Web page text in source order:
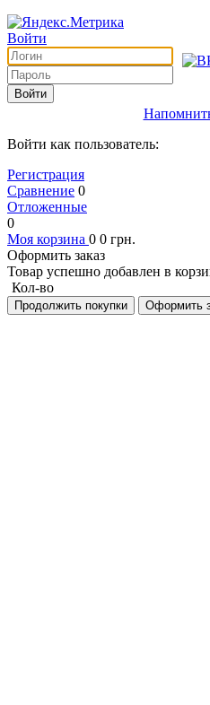
Войти
Войти
Войти как пользователь:
Регистрация
Сравнение 0
Отложенные
0
Моя корзина 0 0 грн.
Оформить заказ
Товар успешно добавлен в
Кол-во
Продолжить покупки Оформить